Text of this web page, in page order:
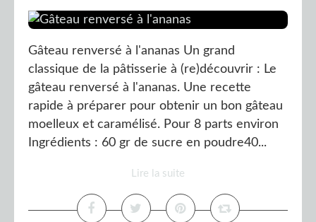
Gâteau renversé à l'ananas Un grand
classique de la pâtisserie à (re)découvrir : Le
gâteau renversé à l'ananas. Une recette
rapide à préparer pour obtenir un bon gâteau
moelleux et caramélisé. Pour 8 parts environ
Ingrédients : 60 gr de sucre en poudre40...
Lire la suite